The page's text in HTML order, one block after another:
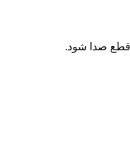
قطع صدا شود.